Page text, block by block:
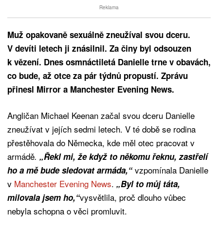
Reklama
Muž opakovaně sexuálně zneužíval svou dceru.
V devíti letech ji znásilnil. Za činy byl odsouzen
k vězení. Dnes osmnáctiletá Danielle trne v obavách,
co bude, až otce za pár týdnů propustí. Zprávu
přinesl Mirror a Manchester Evening News.
Angličan Michael Keenan začal svou dceru Danielle
zneužívat v jejích sedmi letech. V té době se rodina
přestěhovala do Německa, kde měl otec pracovat v
armádě. „Řekl mi, že když to někomu řeknu, zastřelí
ho a mě bude sledovat armáda,“vzpomínala Danielle
v Manchester Evening News. „Byl to můj táta,
milovala jsem ho,“vysvětlila, proč dlouho vůbec
nebyla schopna o věci promluvit.